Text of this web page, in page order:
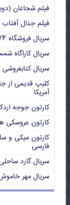
فیلم شجاعان
فیلم جدال
سریال فروشگاه ۱۳۷۴
سریال کاراگاه
سریال کتابفروشی
کلیپ قدیمی از
آمریکا
کارتون جوجه
کارتون عروسکی
کارتون میکی و
فارسی
سریال گارد ساحلی
سریال مهر خاموش